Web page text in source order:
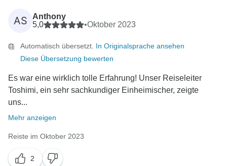
eine tolle Zeit beim Erkunden von Japan hatten.
AS
Anthony
5,0
•Oktober 2023
Automatisch übersetzt. In Originalsprache ansehen
Diese Übersetzung bewerten
Es war eine wirklich tolle Erfahrung! Unser Reiseleiter
Toshimi, ein sehr sachkundiger Einheimischer, zeigte
uns...
Mehr anzeigen
Reiste im Oktober 2023
2